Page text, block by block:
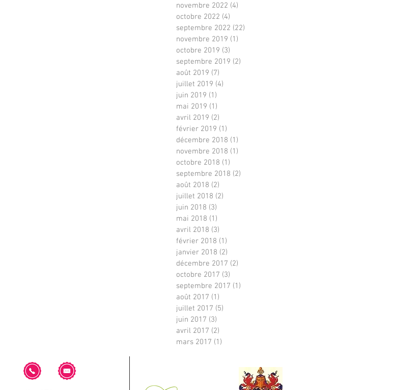
novembre 2022 (4)
octobre 2022 (4)
septembre 2022 (22)
novembre 2019 (1)
octobre 2019 (3)
septembre 2019 (2)
août 2019 (7)
juillet 2019 (4)
juin 2019 (1)
mai 2019 (1)
avril 2019 (2)
février 2019 (1)
décembre 2018 (1)
novembre 2018 (1)
octobre 2018 (1)
septembre 2018 (2)
août 2018 (2)
juillet 2018 (2)
juin 2018 (3)
mai 2018 (1)
avril 2018 (3)
février 2018 (1)
janvier 2018 (2)
décembre 2017 (2)
octobre 2017 (3)
septembre 2017 (1)
août 2017 (1)
juillet 2017 (5)
juin 2017 (3)
avril 2017 (2)
mars 2017 (1)